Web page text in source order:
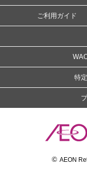
ご利用ガイド
特
© AEON